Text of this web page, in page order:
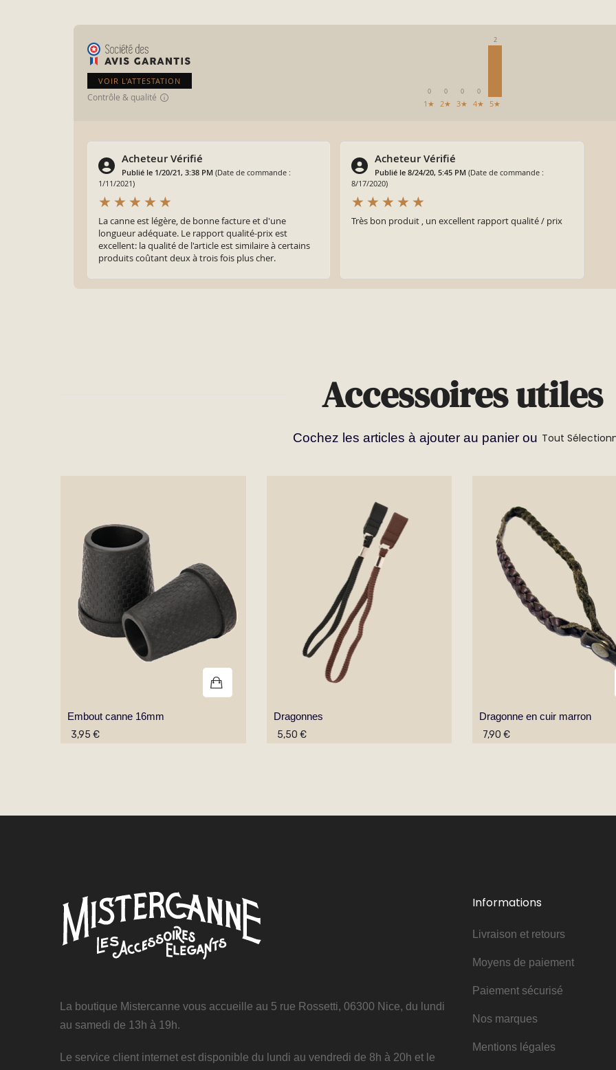
VOIR L'ATTESTATION
Contrôle & qualité 0
1★
0
2★
0
3★
0
4★
2
5★
Acheteur Vérifié
Publié le 1/20/21, 3:38 PM (Date de commande :
1/11/2021)
La canne est légère, de bonne facture et d'une
longueur adéquate. Le rapport qualité-prix est
excellent: la qualité de l'article est similaire à certains
produits coûtant deux à trois fois plus cher.
Acheteur Vérifié
Publié le 8/24/20, 5:45 PM (Date de commande :
8/17/2020)
Très bon produit , un excellent rapport qualité / prix
Accessoires utiles
Cochez les articles à ajouter au panier ou Tout
Embout canne 16mm
3,95 €
Dragonnes
5,50 €
Dragonne en cuir marron
7,90 €
La boutique Mistercanne vous accueille au 5 rue Rossetti, 06300 Nice, du lundi
au samedi de 13h à 19h.
Le service client internet est disponible du lundi au vendredi de 8h à 20h et le
Informations
Livraison et retours
Moyens de paiement
Paiement sécurisé
Nos marques
Mentions légales